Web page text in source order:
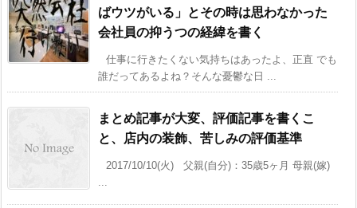
ばウツがいる」とその時は思わなかった
会社員の抑うつの経緯を書く
仕事に行きたくない気持ちはあったよ、正直 でも
誰だってあるよね？そんな憂鬱な日 ...
まとめ記事が大変、評価記事を書くこ
と、店内の装飾、苦しみの評価基準
2017/10/10(火) 父親(自分)：35歳5ヶ月 母親(嫁)